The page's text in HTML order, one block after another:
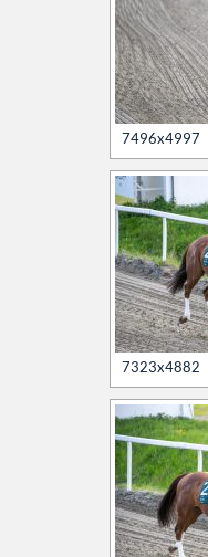
7496x4997
7323x4882